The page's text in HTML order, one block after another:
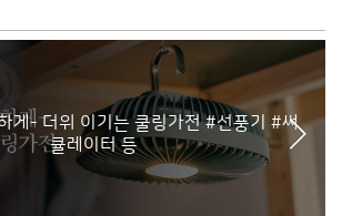
게- 더위 이기는 쿨링가전 #선풍기 #써
큘레이터 등